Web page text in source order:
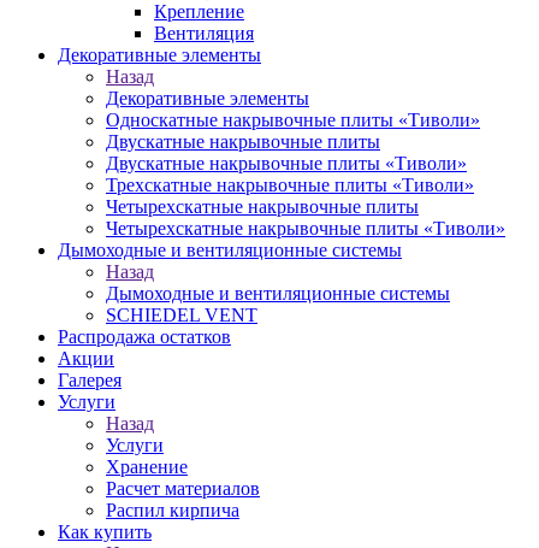
Крепление
Вентиляция
Декоративные элементы
Назад
Декоративные элементы
Односкатные накрывочные плиты «Тиволи»
Двускатные накрывочные плиты
Двускатные накрывочные плиты «Тиволи»
Трехскатные накрывочные плиты «Тиволи»
Четырехскатные накрывочные плиты
Четырехскатные накрывочные плиты «Тиволи»
Дымоходные и вентиляционные системы
Назад
Дымоходные и вентиляционные системы
SCHIEDEL VENT
Распродажа остатков
Акции
Галерея
Услуги
Назад
Услуги
Хранение
Расчет материалов
Распил кирпича
Как купить